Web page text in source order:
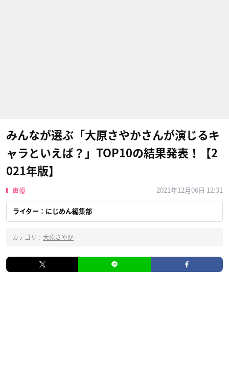
みんなが選ぶ「大原さやかさんが演じるキ
ャラといえば？」TOP10の結果発表！【2
021年版】
声優 2021年12月06日 12:31
ライター：にじめん編集部
カテゴリ : 大原さやか